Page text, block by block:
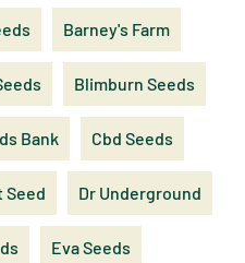
Barney's Farm
Blimburn Seeds
Bank Cbd Seeds
Seed Dr Underground
Eva Seeds